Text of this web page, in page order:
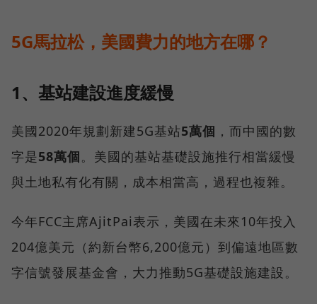
5G馬拉松，美國費力的地方在哪？
1、基站建設進度緩慢
美國2020年規劃新建5G基站5萬個 ，而中國的數
字是58萬個。美國的基站基礎設施推行相當緩慢
與土地私有化有關，成本相當高，過程也複雜。
今年FCC主席AjitPai表示，美國在未來10年投入
204億美元（約新台幣6,200億元）到偏遠地區數
字信號發展基金會，大力推動5G基礎設施建設。